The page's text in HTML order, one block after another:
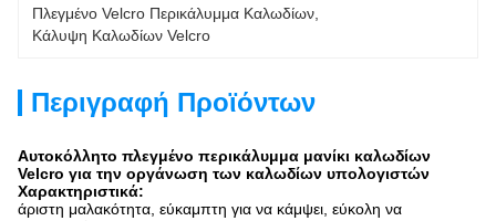
Πλεγμένο Velcro Περικάλυμμα Καλωδίων
Κάλυψη Καλωδίων Velcro
Περιγραφή Προϊόντων
Αυτοκόλλητο πλεγμένο περικάλυμμα μανίκι καλωδίων
Velcro για την οργάνωση των καλωδίων υπολογιστών
Χαρακτηριστικά:
άριστη μαλακότητα, εύκαμπτη για να κάμψει, εύκολη να